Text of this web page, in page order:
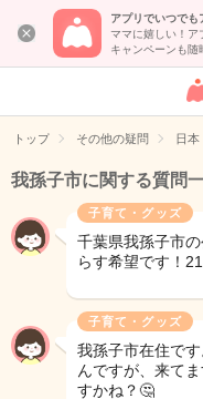
アプリでいつでも
ママに嬉しい！ア
キャンペーンも随
トップ その他の疑問 日本
我孫子市に関する質問
子育て・グッズ
千葉県我孫子市
らす希望です！
子育て・グッズ
我孫子市在住で
んですが、来て
すかね？🤔